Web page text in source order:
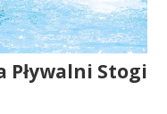
Pływalni Stogi